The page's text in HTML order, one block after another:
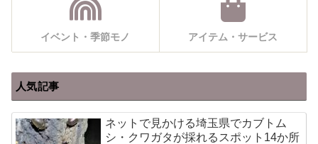
イベント・季節モノ アイテム・サービス
人気記事
ネットで見かける埼玉県でカブトム
シ・クワガタが採れるスポット14か所